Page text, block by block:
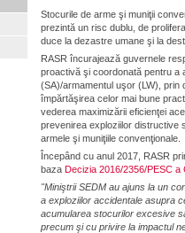
Stocurile de arme şi muniţii
prezintă un risc dublu, de
duce la dezastre umane şi la
RASR încurajează guvernele
proactivă şi coordonată pentru a
(SA)/armamentul uşor (LW), prin
împărtăşirea celor mai bune
vederea maximizării eficienţei
prevenirea exploziilor distructive
armele şi muniţiile convenţionale.
Începând cu anul 2017, RASR
baza Decizia 2016/2356/PESC a
"Miniştrii SEDM au ajuns la un
a exploziilor accidentale asupra
acumularea stocurilor excesive
precum şi cu privire la impactul